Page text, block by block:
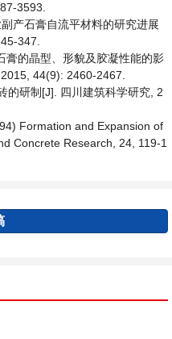
3593.
产石膏自流平材料的研究进展
347.
膏的晶型、形貌及胶凝性能的影
44(9): 2460-2467.
的研制[J]. 四川建筑科学研究, 2
Formation and Expansion of
Concrete Research, 24, 119-1